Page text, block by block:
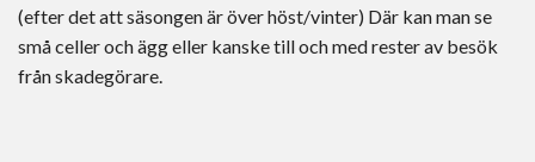
(efter det att säsongen är över höst/vinter) Där kan man se
små celler och ägg eller kanske till och med rester av besök
från skadegörare.